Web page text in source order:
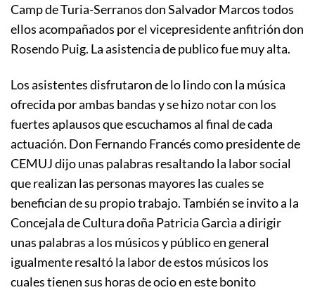
Camp de Turia-Serranos don Salvador Marcos todos
ellos acompañados por el vicepresidente anfitrión don
Rosendo Puig. La asistencia de publico fue muy alta.
Los asistentes disfrutaron de lo lindo con la música
ofrecida por ambas bandas y se hizo notar con los
fuertes aplausos que escuchamos al final de cada
actuación. Don Fernando Francés como presidente de
CEMUJ dijo unas palabras resaltando la labor social
que realizan las personas mayores las cuales se
benefician de su propio trabajo. También se invito a la
Concejala de Cultura doña Patricia Garcìa a dirigir
unas palabras a los músicos y público en general
igualmente resaltó la labor de estos músicos los
cuales tienen sus horas de ocio en este bonito